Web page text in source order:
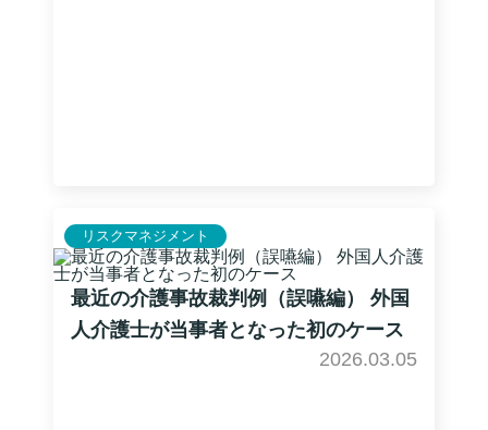
リスクマネジメント
最近の介護事故裁判例（誤嚥編） 外国
人介護士が当事者となった初のケース
2026.03.05